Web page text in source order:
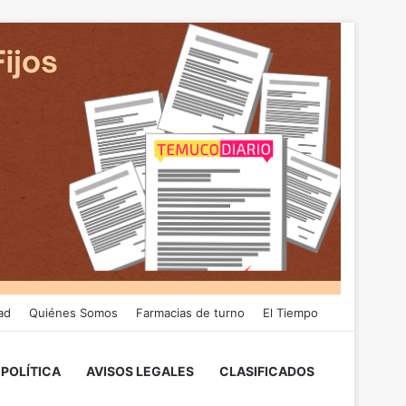
Quiénes Somos Farmacias de turno El Tiempo
POLÍTICA AVISOS LEGALES CLASIFICADOS